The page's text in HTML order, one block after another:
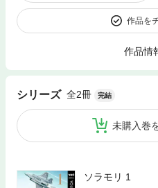
作品を
作品情
シリーズ 全2冊 完結
未購入巻
ソラモリ 1